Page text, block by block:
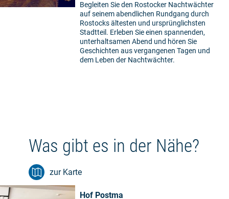
Begleiten Sie den Rostocker Nachtwächter
auf seinem abendlichen Rundgang durch
Rostocks ältesten und ursprünglichsten
Stadtteil. Erleben Sie einen spannenden,
unterhaltsamen Abend und hören Sie
Geschichten aus vergangenen Tagen und
dem Leben der Nachtwächter.
Was gibt es in der Nähe?
zur Karte
Hof Postma